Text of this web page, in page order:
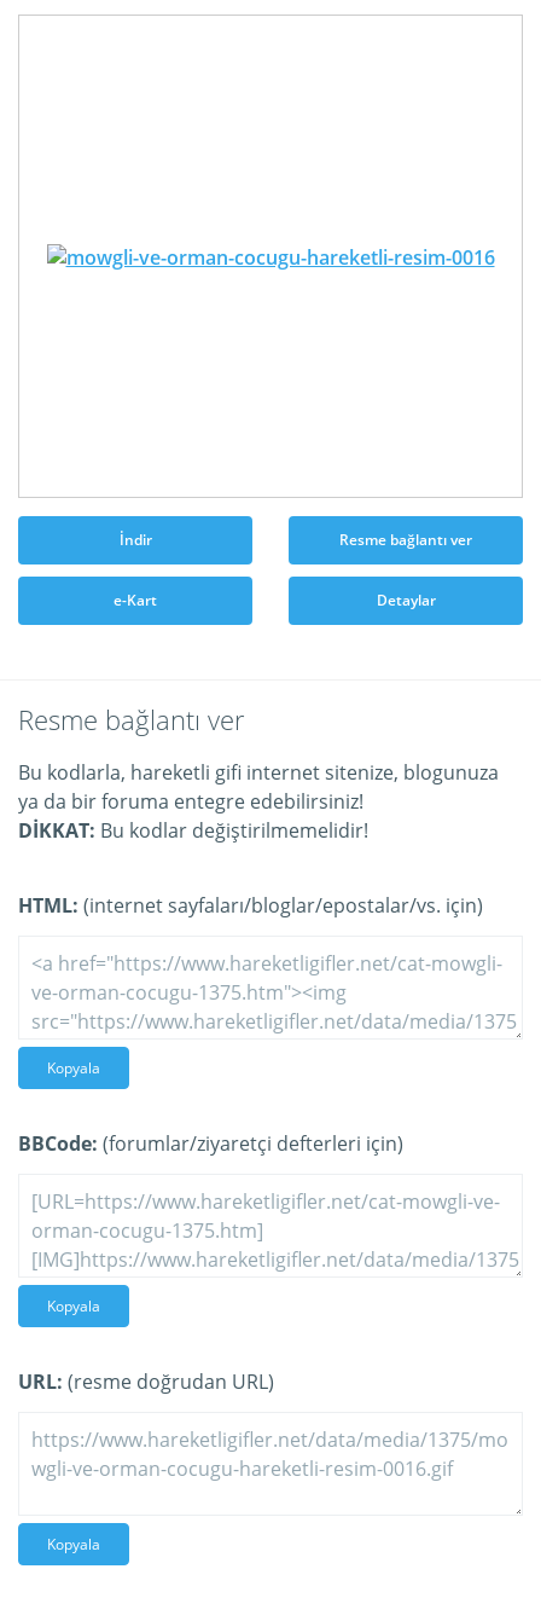
İndir Resme bağlantı ver
e-Kart Detaylar
Resme bağlantı ver
Bu kodlarla, hareketli gifi internet sitenize, blogunuza
ya da bir foruma entegre edebilirsiniz!
DİKKAT: Bu kodlar değiştirilmemelidir!
HTML: (internet sayfaları/bloglar/epostalar/vs. için)
Kopyala
BBCode: (forumlar/ziyaretçi defterleri için)
Kopyala
URL: (resme doğrudan URL)
Kopyala